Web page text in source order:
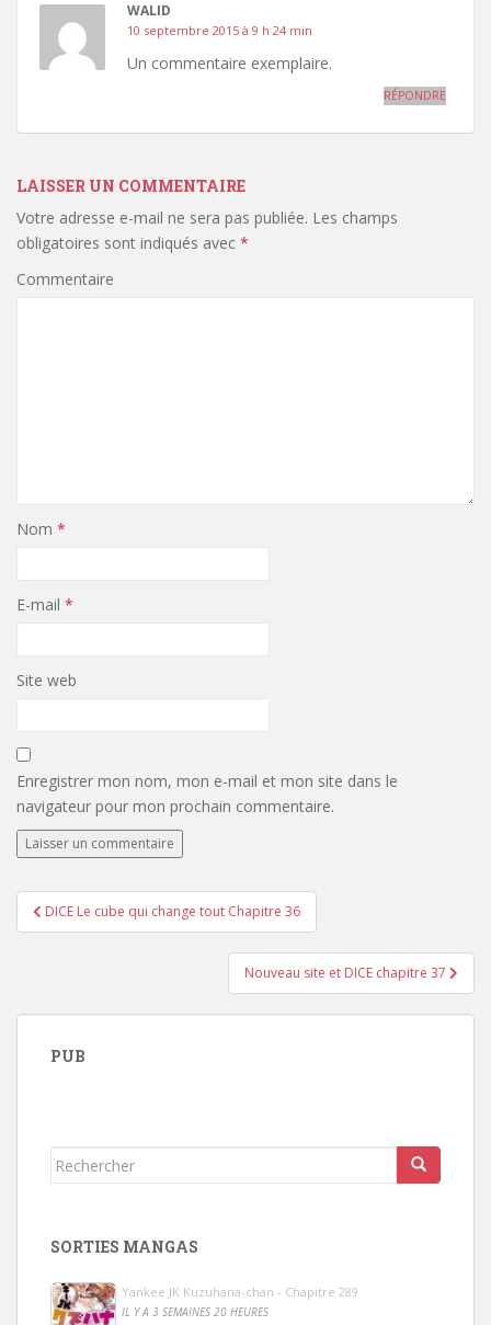
WALID
10 septembre 2015 à 9 h 24 min
Un commentaire exemplaire.
RÉPONDRE
LAISSER UN COMMENTAIRE
Votre adresse e-mail ne sera pas publiée. Les champs
obligatoires sont indiqués avec *
Commentaire
Nom *
E-mail *
Site web
Enregistrer mon nom, mon e-mail et mon site dans le
navigateur pour mon prochain commentaire.
Navigation
de
DICE Le cube qui change tout Chapitre 36
Nouveau site et DICE chapitre 37
PUB
Rechercher...
SORTIES MANGAS
Yankee JK Kuzuhana-chan - Chapitre 289
IL Y A 3 SEMAINES 20 HEURES